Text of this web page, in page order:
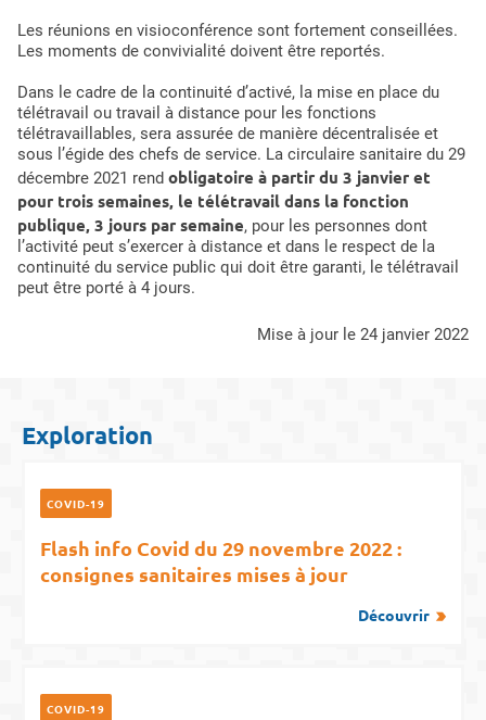
Les réunions en visioconférence sont fortement conseillées.
Les moments de convivialité doivent être reportés.
Dans le cadre de la continuité d’activé, la mise en place du
télétravail ou travail à distance pour les fonctions
télétravaillables, sera assurée de manière décentralisée et
sous l’égide des chefs de service. La circulaire sanitaire du 29
décembre 2021 rend obligatoire à partir du 3 janvier et
pour trois semaines, le télétravail dans la fonction
publique, 3 jours par semaine, pour les personnes dont
l’activité peut s’exercer à distance et dans le respect de la
continuité du service public qui doit être garanti, le télétravail
peut être porté à 4 jours.
mise à jour le 24 janvier 2022
Exploration
COVID-19
Flash info Covid du 29 novembre 2022 :
consignes sanitaires mises à jour
Découvrir
COVID-19